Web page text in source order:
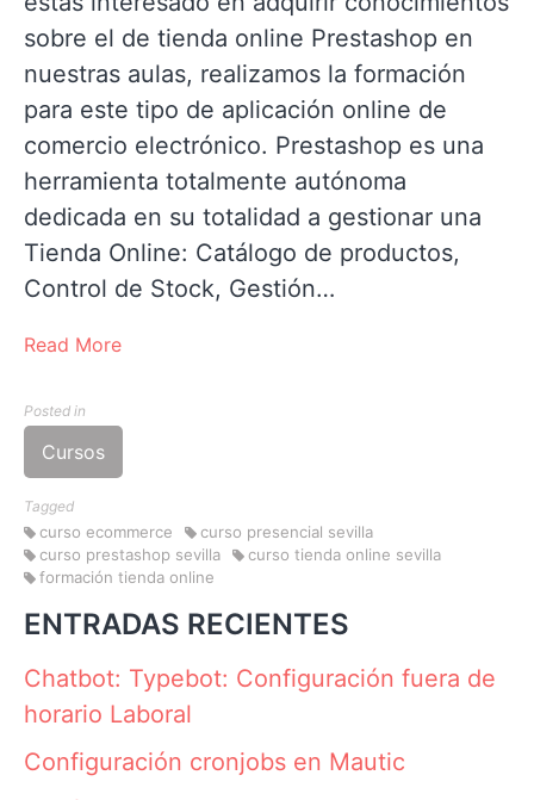
sobre el de tienda online Prestashop en
nuestras aulas, realizamos la formación
para este tipo de aplicación online de
comercio electrónico. Prestashop es una
herramienta totalmente autónoma
dedicada en su totalidad a gestionar una
Tienda Online: Catálogo de productos,
Control de Stock, Gestión…
Read More
Posted in
Cursos
Tagged
curso ecommerce
curso presencial sevilla
curso prestashop sevilla
curso tienda online sevilla
formación tienda online
ENTRADAS RECIENTES
Chatbot: Typebot: Configuración fuera de
horario Laboral
Configuración cronjobs en Mautic